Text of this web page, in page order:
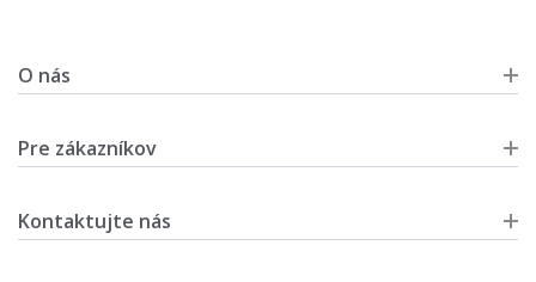
O nás
Pre zákazníkov
Kontaktujte nás